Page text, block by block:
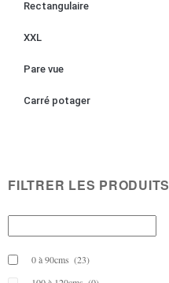
Rectangulaire
XXL
Pare vue
Carré potager
FILTRER LES PRODUITS
0 à 90cms (23)